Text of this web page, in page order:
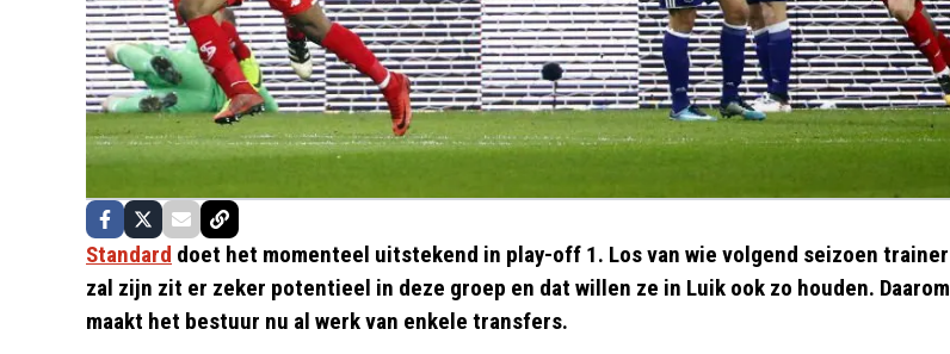
Standard doet het momenteel uitstekend in play-off 1. Los van wie volgend seizoen trainer
zal zijn zit er zeker potentieel in deze groep en dat willen ze in Luik ook zo houden. Daarom
maakt het bestuur nu al werk van enkele transfers.